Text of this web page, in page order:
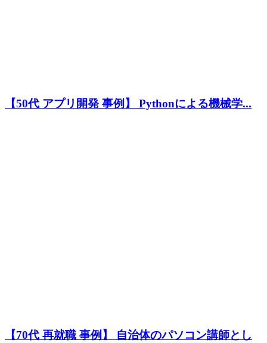
【50代 アプリ開発 事例】 Pythonによる機械学...
【70代 再就職 事例】 自治体のパソコン講師とし